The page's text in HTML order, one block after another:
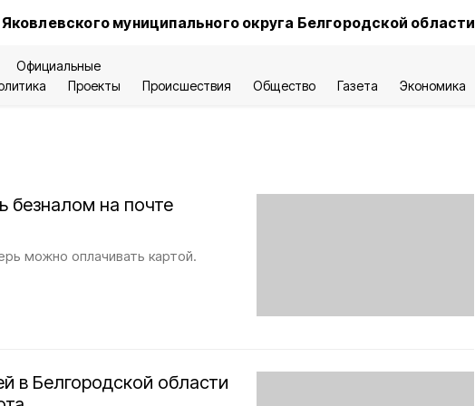
муниципального округа Белгородской области
Официальные
Проекты Происшествия Общество Газета Экономика
безналом на почте
можно оплачивать картой.
в Белгородской области